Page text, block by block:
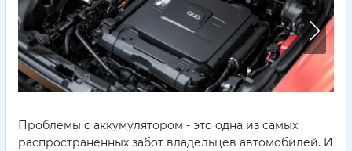
Проблемы с аккумулятором - это одна из самых
распространенных забот владельцев автомобилей. И